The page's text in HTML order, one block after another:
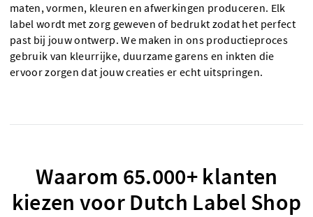
maten, vormen, kleuren en afwerkingen produceren. Elk
label wordt met zorg geweven of bedrukt zodat het perfect
past bij jouw ontwerp. We maken in ons productieproces
gebruik van kleurrijke, duurzame garens en inkten die
ervoor zorgen dat jouw creaties er echt uitspringen.
Waarom 65.000+ klanten
kiezen voor Dutch Label Shop